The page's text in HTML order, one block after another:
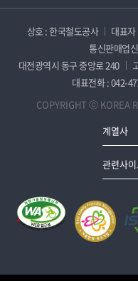
상호 : 한국철도공사 대표자
통신판매업
대전광역시 동구 중앙로 240
대표전화 : 042-
COPYRIGHT ⓒ KOREA
계열사
관련사이